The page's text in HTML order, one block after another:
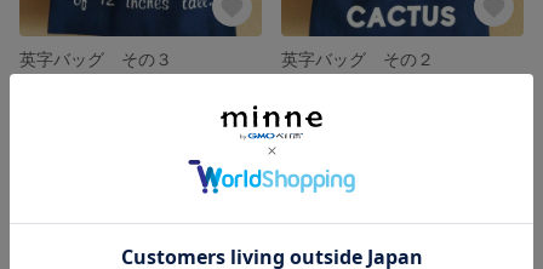
英字バッグ その３
英字バッグ その２
SOLD OUT